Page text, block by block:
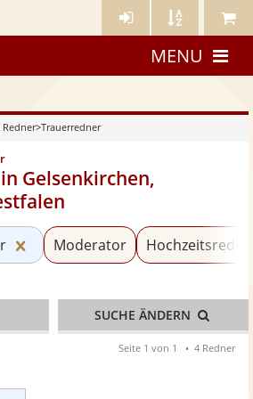
Künstler- Künstler Meine
MENU
>Trauerredner
Gelsenkirchen,
& Redner»
Kategorie «Trauerredner»
Moderator
SUCHE ÄNDERN
Seite 1 von 1 4 Redner